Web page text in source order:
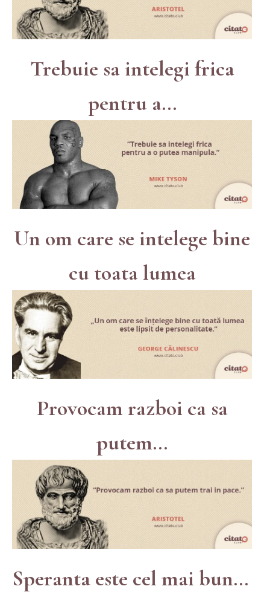
Trebuie sa intelegi frica
pentru a...
Un om care se intelege bine
cu toata lumea
Provocam razboi ca sa
putem...
Speranta este cel mai bun...